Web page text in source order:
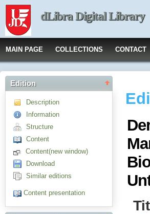
dLibra Digital Library
MAIN PAGE COLLECTIONS CONTACT
Edition
Description
Information
Structure
Content
Content(new window)
Download
Similar editions
Content presentation